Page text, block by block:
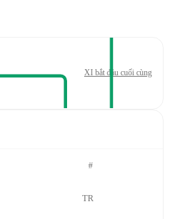
XI bắt đầu cuối cùng
#
TR